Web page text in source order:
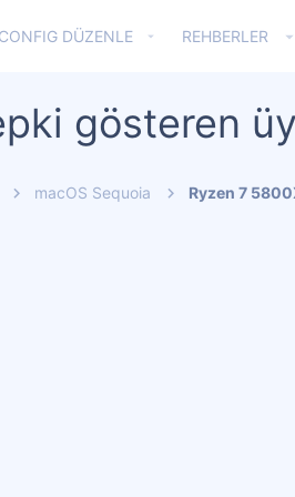
CONFIG DÜZENLE REHBERLER
gösteren
macOS Sequoia